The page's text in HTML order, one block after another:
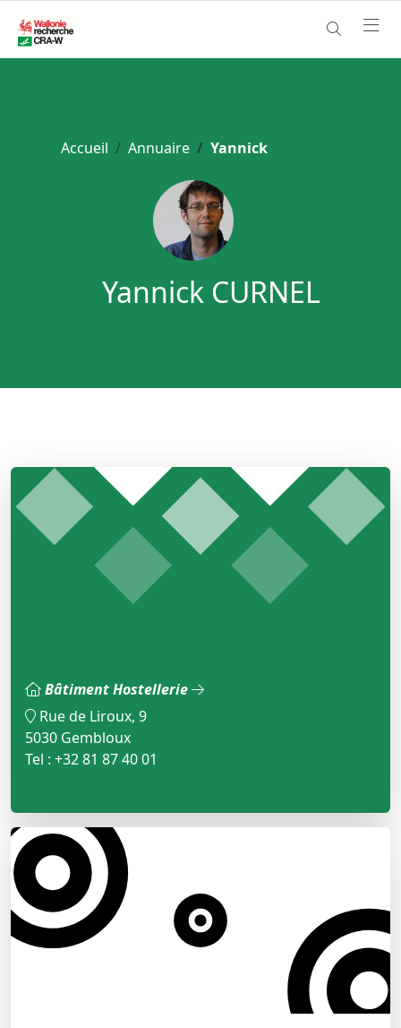
Accueil Annuaire Yannick
Yannick CURNEL
Bâtiment Hostellerie
Rue de Liroux, 9
5030 Gembloux
Tel : +32 81 87 40 01